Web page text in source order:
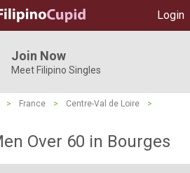
Login
Join Now
Meet Filipino Singles
> France > Centre-Val de Loire
>
Over 60 in Bourges